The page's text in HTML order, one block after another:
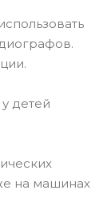
детей
на машинах